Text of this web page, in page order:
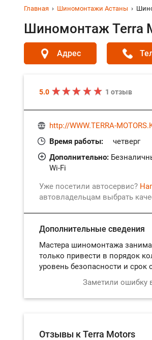
Главная Шиномонтажи Астаны
Шиномонтаж Terra
Адрес
5.0 1 отзыв
http://WWW.TERRA-
Время работы:
четверг
пятница
Дополнительно:
Wi-Fi
Уже посетили автосервис?
автовладельцам выбрать
Дополнительные сведения
Мастера шиномонтажа
только привести в порядок
уровень безопасности и
Заметили ошибку
Отзывы к Terra Motors